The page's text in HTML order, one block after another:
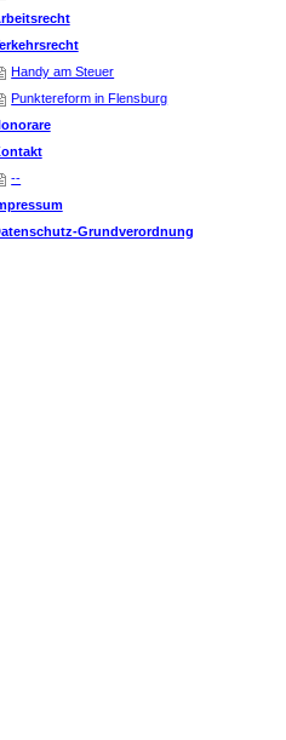
Handy am Steuer
Punktereform in Flensburg
--
Grundverordnung